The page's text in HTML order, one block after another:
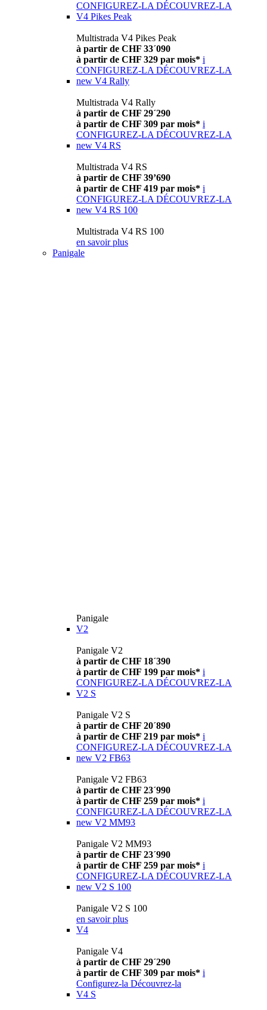
CONFIGUREZ-LA DÉCOUVREZ-LA
V4 Pikes Peak
Multistrada V4 Pikes Peak
à partir de CHF 33´090
à partir de CHF 329 par mois* i
CONFIGUREZ-LA DÉCOUVREZ-LA
new V4 Rally
Multistrada V4 Rally
à partir de CHF 29´290
à partir de CHF 309 par mois* i
CONFIGUREZ-LA DÉCOUVREZ-LA
new V4 RS
Multistrada V4 RS
à partir de CHF 39’690
à partir de CHF 419 par mois* i
CONFIGUREZ-LA DÉCOUVREZ-LA
new V4 RS 100
Multistrada V4 RS 100
en savoir plus
Panigale
Panigale
V2
Panigale V2
à partir de CHF 18´390
à partir de CHF 199 par mois* i
CONFIGUREZ-LA DÉCOUVREZ-LA
V2 S
Panigale V2 S
à partir de CHF 20´890
à partir de CHF 219 par mois* i
CONFIGUREZ-LA DÉCOUVREZ-LA
new V2 FB63
Panigale V2 FB63
à partir de CHF 23´990
à partir de CHF 259 par mois* i
CONFIGUREZ-LA DÉCOUVREZ-LA
new V2 MM93
Panigale V2 MM93
à partir de CHF 23´990
à partir de CHF 259 par mois* i
CONFIGUREZ-LA DÉCOUVREZ-LA
new V2 S 100
Panigale V2 S 100
en savoir plus
V4
Panigale V4
à partir de CHF 29´290
à partir de CHF 309 par mois* i
Configurez-la Découvrez-la
V4 S